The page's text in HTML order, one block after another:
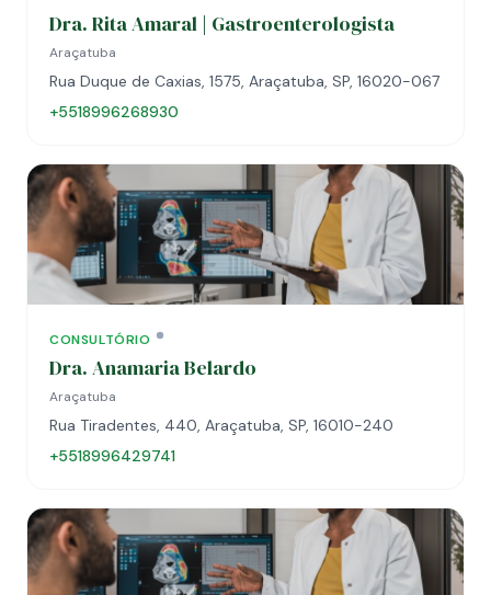
Dra. Rita Amaral | Gastroenterologista
Araçatuba
Rua Duque de Caxias, 1575, Araçatuba, SP, 16020-067
+5518996268930
CONSULTÓRIO
Dra. Anamaria Belardo
Araçatuba
Rua Tiradentes, 440, Araçatuba, SP, 16010-240
+5518996429741